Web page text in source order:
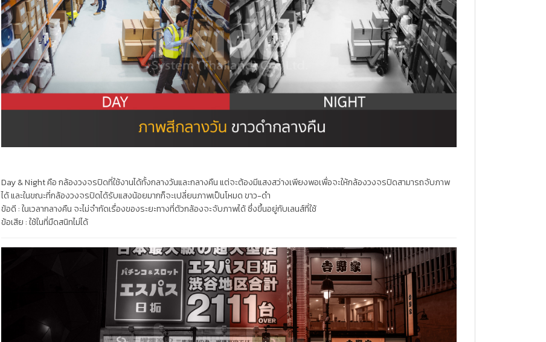
Day & Night คือ กล้องวงจรปิดที่ใช้งานได้ทั้งกลางวันและกลางคืน แต่จะต้องมีแสงสว่างเพียงพอเพื่อจะให้กล้องวงจรปิดสามารถจับภาพ
ได้ และในขณะที่กล้องวงจรปิดได้รับแสงน้อยมากก็จะเปลี่ยนภาพเป็นโหมด ขาว-ดำ
ข้อดี : ในเวลากลางคืน จะไม่จำกัดเรื่องของระยะทางที่ตัวกล้องจะจับภาพได้ ซึ่งขึ้นอยู่กับเลนส์ที่ใช้
ข้อเสีย : ใช้ในที่มืดสนิทไม่ได้